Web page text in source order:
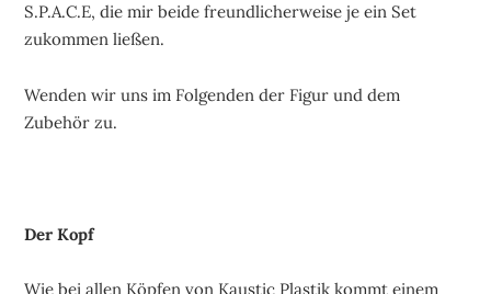
S.P.A.C.E, die mir beide freundlicherweise je ein Set
zukommen ließen.
Wenden wir uns im Folgenden der Figur und dem
Zubehör zu.
Der Kopf
Wie bei allen Köpfen von Kaustic Plastik kommt einem